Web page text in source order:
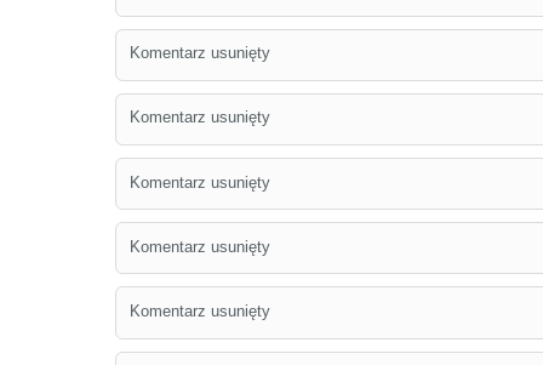
Komentarz usunięty
Komentarz usunięty
Komentarz usunięty
Komentarz usunięty
Komentarz usunięty